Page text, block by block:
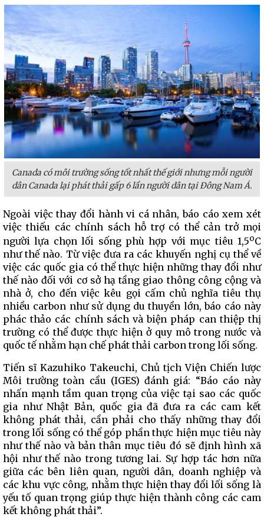
Canada có môi trường sống tốt nhất thế giới nhưng mỗi người
dân Canada lại phát thải gấp 6 lần người dân tại Đông Nam Á.
Ngoài việc thay đổi hành vi cá nhân, báo cáo xem xét
việc thiếu các chính sách hỗ trợ có thể cản trở mọi
người lựa chọn lối sống phù hợp với mục tiêu 1,5oC
như thế nào. Từ việc đưa ra các khuyến nghị cụ thể về
việc các quốc gia có thể thực hiện những thay đổi như
thế nào đối với cơ sở hạ tầng giao thông công cộng và
nhà ở, cho đến việc kêu gọi cấm chủ nghĩa tiêu thụ
nhiều carbon như sử dụng du thuyền lớn, báo cáo này
phác thảo các chính sách và biện pháp can thiệp thị
trường có thể được thực hiện ở quy mô trong nước và
quốc tế nhằm hạn chế phát thải carbon trong lối sống.
Tiến sĩ Kazuhiko Takeuchi, Chủ tịch Viện Chiến lược
Môi trường toàn cầu (IGES) đánh giá: “Báo cáo này
nhấn mạnh tầm quan trọng của việc tại sao các quốc
gia như Nhật Bản, quốc gia đã đưa ra các cam kết
không phát thải, cần phải cho thấy những thay đổi
trong lối sống có thể góp phần thực hiện mục tiêu này
như thế nào và bản thân mục tiêu đó sẽ định hình xã
hội như thế nào trong tương lai. Sự hợp tác hơn nữa
giữa các bên liên quan, người dân, doanh nghiệp và
các khu vực công, nhằm thực hiện thay đổi lối sống là
yếu tố quan trọng giúp thực hiện thành công các cam
kết không phát thải”.